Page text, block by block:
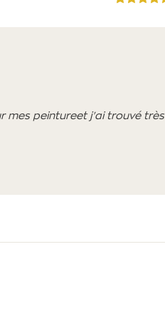
mes peintureet j'ai trouvé très